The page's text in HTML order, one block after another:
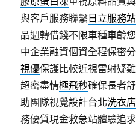
與客戶服務聯繫 日立服務站
品週轉借錢不限車種車齡
中企業融資個資全程保密
視優保護比較近視雷射疑
超密盡情極飛秒確保長者
助團隊視覺設計台北洗衣
務優質現金救急站體驗追